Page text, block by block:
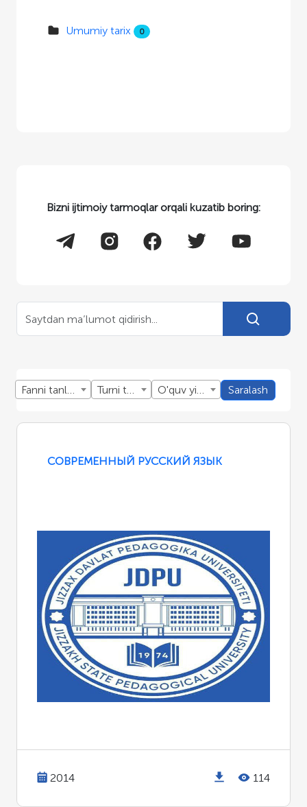
Umumiy tarix 0
Bizni ijtimoiy tarmoqlar orqali kuzatib boring:
Fanni tanlang Turni tanlang O'quv yillini tanlang Saralash
СОВРЕМЕННЫЙ РУССКИЙ ЯЗЫК
2014 114